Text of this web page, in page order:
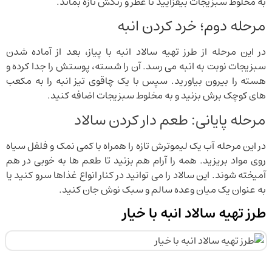
مرحله دوم؛ خرد کردن انبه
در این مرحله از طرز تهیه سالاد انبه با پیاز، بعد از آماده شدن
سبزیجات نوبت به انبه می رسد. آن را شسته، پوستش را جدا کرده و
هسته را بیرون بیاورید. سپس با یک چاقوی تیز انبه را به مکعب
های کوچک برش بزنید و به مخلوط سبزیجات اضافه کنید.
مرحله پایانی: طعم دار کردن سالاد
در این مرحله آب یک لیموترش تازه را همراه با کمی نمک و فلفل سیاه
روی مواد بریزید. همه را آرام هم بزنید تا طعم ها به خوبی در هم
آمیخته شوند. این سالاد را می توانید در کنار انواع غذاها سرو کنید یا
به عنوان یک میان وعده سالم و سبک نوش جان کنید.
طرز تهیه سالاد انبه با خیار